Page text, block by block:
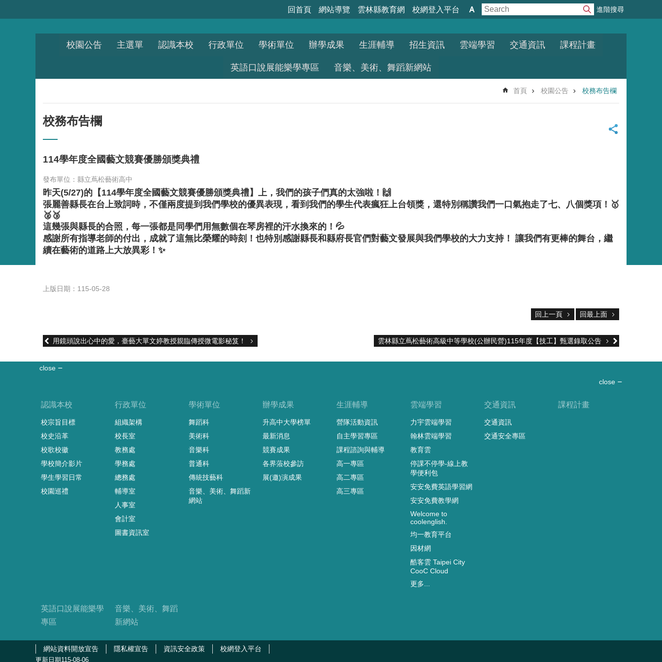
回首頁 網站導覽 雲林縣教育網 校網登入平台 進階搜尋
校園公告 主選單 認識本校 行政單位 學術單位 辦學成果 生涯輔導 招生資訊 雲端學習 交通資訊 課程計畫
英語口說展能樂學專區 音樂、美術、舞蹈新網站
首頁 校園公告 校務布告欄
校務布告欄
114學年度全國藝文競賽優勝頒獎典禮
發布單位：縣立蔦松藝術高中
昨天(5/27)的【114學年度全國藝文競賽優勝頒獎典禮】上，我們的孩子們真的太強啦！🙌
張麗善縣長在台上致詞時，不僅兩度提到我們學校的優異表現，看到我們的學生代表瘋狂上台領獎，還特別稱讚我們一口氣抱走了七、八個獎項！🥇
🥈🥉
這幾張與縣長的合照，每一張都是同學們用無數個在琴房裡的汗水換來的！💦
感謝所有指導老師的付出，成就了這無比榮耀的時刻！也特別感謝縣長和縣府長官們對藝文發展與我們學校的大力支持！ 讓我們有更棒的舞台，繼
續在藝術的道路上大放異彩！✨
上版日期：115-05-28
回上一頁 回最上面
用鏡頭說出心中的愛，臺藝大單文婷教授親臨傳授微電影秘笈！ 雲林縣立蔦松藝術高級中等學校(公辦民營)115年度【技工】甄選錄取公告
close
close
認識本校
校宗旨目標
校史沿革
校歌校徽
學校簡介影片
學生學習日常
校園巡禮
行政單位
組織架構
校長室
教務處
學務處
總務處
輔導室
人事室
會計室
圖書資訊室
學術單位
舞蹈科
美術科
音樂科
普通科
傳統技藝科
音樂、美術、舞蹈新
網站
辦學成果
升高中大學榜單
最新消息
競賽成果
各界蒞校參訪
展(邀)演成果
生涯輔導
營隊活動資訊
自主學習專區
課程諮詢與輔導
高一專區
高二專區
高三專區
雲端學習
力宇雲端學習
翰林雲端學習
教育雲
停課不停學-線上教
學便利包
安安免費英語學習網
安安免費教學網
Welcome to
coolenglish.
均一教育平台
因材網
酷客雲 Taipei City
CooC Cloud
更多...
交通資訊
交通資訊
交通安全專區
課程計畫
英語口說展能樂學
專區
音樂、美術、舞蹈
新網站
網站資料開放宣告 隱私權宣告 資訊安全政策 校網登入平台
更新日期115-08-06